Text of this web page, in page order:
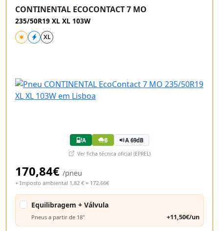
CONTINENTAL ECOCONTACT 7 MO
235/50R19 XL XL 103W
XL
A B A 69dB
Ver ficha técnica oficial (EPREL)
170,84€ /pneu
+ Imposto ambiental 1,82 € = 172,66€
Equilibragem + Válvula
Pneus a partir de 18" +11,50€/un